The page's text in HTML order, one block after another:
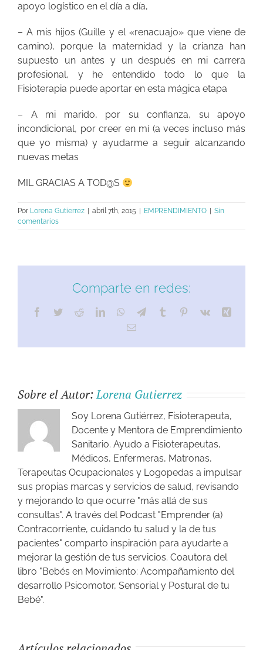
apoyo logístico en el día a día,
– A mis hijos (Guille y el «renacuajo» que viene de
camino), porque la maternidad y la crianza han
supuesto un antes y un después en mi carrera
profesional, y he entendido todo lo que la
Fisioterapia puede aportar en esta mágica etapa
– A mi marido, por su confianza, su apoyo
incondicional, por creer en mí (a veces incluso más
que yo misma) y ayudarme a seguir alcanzando
nuevas metas
MIL GRACIAS A TOD@S
Por Lorena Gutierrez abril 7th, 2015 EMPRENDIMIENTO
Sin
comentarios
Comparte en redes:
Facebook
TwitterRedditLinkedInWhatsApp
TelegramTumblr Pinterest
Vk
Xing
Correo
Sobre el Autor:Lorena Gutierrez
Soy Lorena Gutiérrez, Fisioterapeuta,
Docente y Mentora de Emprendimiento
Sanitario. Ayudo a Fisioterapeutas,
Médicos, Enfermeras, Matronas,
Terapeutas Ocupacionales y Logopedas a impulsar
sus propias marcas y servicios de salud, revisando
y mejorando lo que ocurre "más allá de sus
consultas". A través del Podcast "Emprender (a)
Contracorriente, cuidando tu salud y la de tus
pacientes" comparto inspiración para ayudarte a
mejorar la gestión de tus servicios. Coautora del
libro "Bebés en Movimiento: Acompañamiento del
desarrollo Psicomotor, Sensorial y Postural de tu
Bebé".